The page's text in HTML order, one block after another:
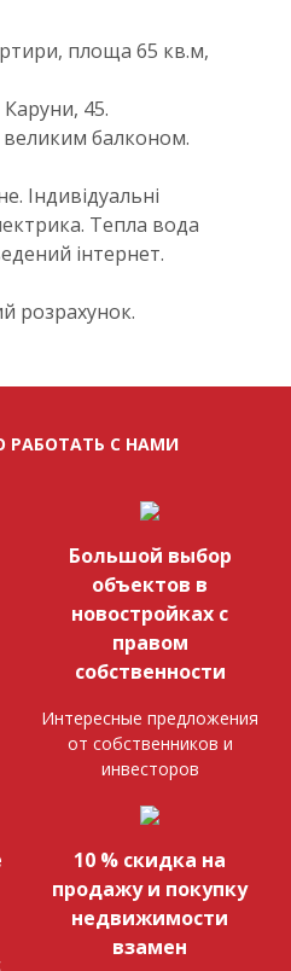
площа 65 кв.м,
Каруни, 45.
великим балконом.
Індивідуальні
Тепла вода
інтернет.
розрахунок.
РАБОТАТЬ С НАМИ
Большой выбор
объектов в
новостройках с
правом
собственности
Интересные предложения
от собственников и
инвесторов
10 % скидка на
продажу и покупку
недвижимости
взамен